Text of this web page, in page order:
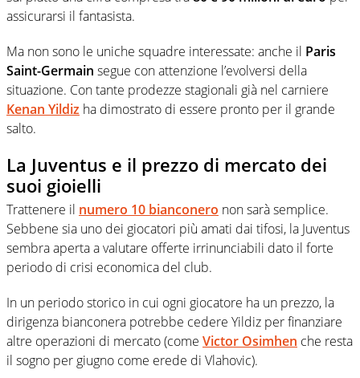
assicurarsi il fantasista.
Ma non sono le uniche squadre interessate: anche il Paris
Saint-Germain segue con attenzione l’evolversi della
situazione. Con tante prodezze stagionali già nel carniere
Kenan Yildiz ha dimostrato di essere pronto per il grande
salto.
La Juventus e il prezzo di mercato dei
suoi gioielli
Trattenere il numero 10 bianconero non sarà semplice.
Sebbene sia uno dei giocatori più amati dai tifosi, la Juventus
sembra aperta a valutare offerte irrinunciabili dato il forte
periodo di crisi economica del club.
In un periodo storico in cui ogni giocatore ha un prezzo, la
dirigenza bianconera potrebbe cedere Yildiz per finanziare
altre operazioni di mercato (come Victor Osimhen che resta
il sogno per giugno come erede di Vlahovic).